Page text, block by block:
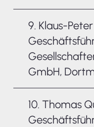
9. Klaus-
GmbH,
10. Thomas